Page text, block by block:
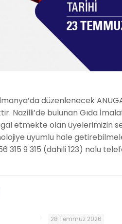
düzenlenecek
Nazilli’de bulunan Gıda
etmekte olan üyelerimizin
uyumlu hale
315 9 315 (dahili 123) nolu
28 Temmuz 2026